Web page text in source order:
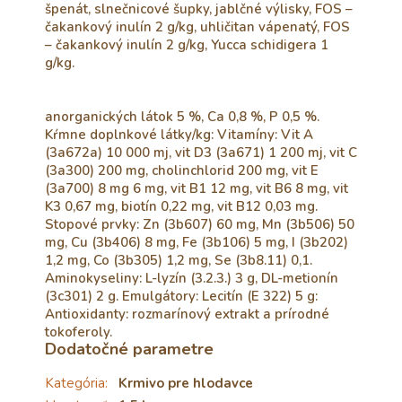
špenát, slnečnicové šupky, jablčné výlisky, FOS –
čakankový inulín 2 g/kg, uhličitan vápenatý, FOS
– čakankový inulín 2 g/kg, Yucca schidigera 1
g/kg.
anorganických látok 5 %, Ca 0,8 %, P 0,5 %.
Kŕmne doplnkové látky/kg: Vitamíny: Vit A
(3a672a) 10 000 mj, vit D3 (3a671) 1 200 mj, vit C
(3a300) 200 mg, cholinchlorid 200 mg, vit E
(3a700) 8 mg 6 mg, vit B1 12 mg, vit B6 8 mg, vit
K3 0,67 mg, biotín 0,22 mg, vit B12 0,03 mg.
Stopové prvky: Zn (3b607) 60 mg, Mn (3b506) 50
mg, Cu (3b406) 8 mg, Fe (3b106) 5 mg, I (3b202)
1,2 mg, Co (3b305) 1,2 mg, Se (3b8.11) 0,1.
Aminokyseliny: L-lyzín (3.2.3.) 3 g, DL-metionín
(3c301) 2 g. Emulgátory: Lecitín (E 322) 5 g:
Antioxidanty: rozmarínový extrakt a prírodné
tokoferoly.
Dodatočné parametre
Kategória:
Krmivo pre hlodavce